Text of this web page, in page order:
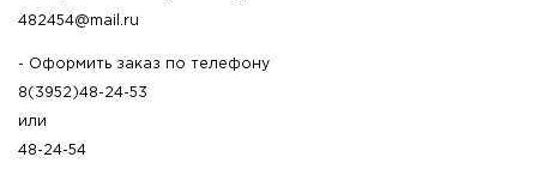
482454@mail.ru
- Оформить заказ по телефону
8(3952)48-24-53
или
48-24-54